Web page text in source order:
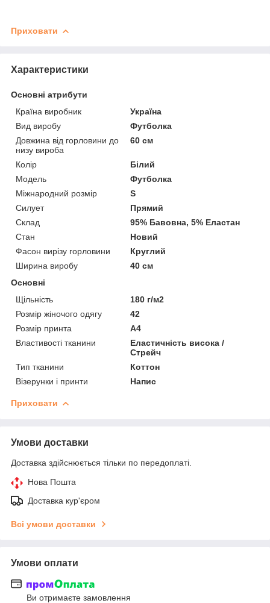
Приховати
Характеристики
Основні атрибути
Країна виробник
Україна
Вид виробу
Футболка
Довжина від горловини до
низу вироба
60 см
Колір
Білий
Модель
Футболка
Міжнародний розмір
S
Силует
Прямий
Склад
95% Бавовна, 5% Еластан
Стан
Новий
Фасон вирізу горловини
Круглий
Ширина виробу
40 см
Основні
Щільність
180 г/м2
Розмір жіночого одягу
42
Розмір принта
А4
Властивості тканини
Еластичність висока /
Стрейч
Тип тканини
Коттон
Візерунки і принти
Напис
Приховати
Умови доставки
Доставка здійснюється тільки по передоплаті.
Нова Пошта
Доставка кур'єром
Всі умови доставки
Умови оплати
Ви отримаєте замовлення